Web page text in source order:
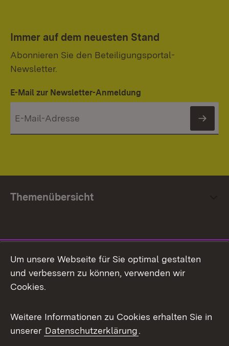
Immer auf dem neuesten Stand
Abonnieren Sie den Beteiligungsportal-
Newsletter.
E-Mail zur Newsletter-Anmeldung
Themenübersicht
Facebook
X / Twitter
Youtube
Um unsere Webseite für Sie optimal gestalten
und verbessern zu können, verwenden wir
Cookies.
Weitere Informationen zu Cookies erhalten Sie in
unserer Datenschutzerklärung.